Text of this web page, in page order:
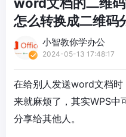
怎么转换成二维码
小智教你学办公
2024-05-13 17:48:17
在给别人发送word文档时
来就麻烦了，其实WPS中
分享给其他人。